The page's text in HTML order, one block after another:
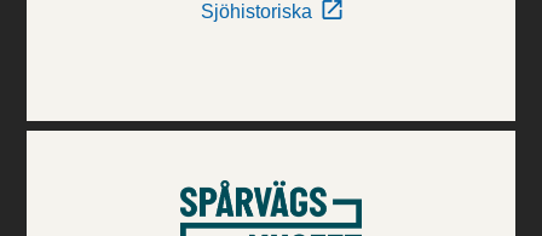
Sjöhistoriska